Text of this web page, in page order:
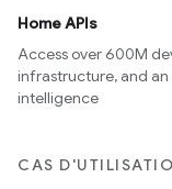
Home APIs
Access over 600M
infrastructure, and
intelligence
CAS